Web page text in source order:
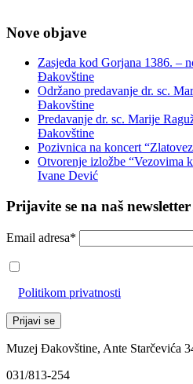
Nove objave
Zasjeda kod Gorjana 1386. –
Đakovštine
Održano predavanje dr. sc.
Đakovštine
Predavanje dr. sc. Marije
Đakovštine
Pozivnica na koncert
Otvorenje izložbe “Vezovima
Ivane Dević
Prijavite se na naš newsletter
Email adresa*
Politikom privatnosti
Muzej Đakovštine, Ante Starčevića
031/813-254